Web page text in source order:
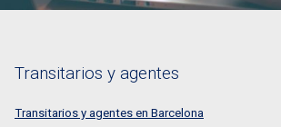
Transitarios y agentes
Transitarios y agentes en Barcelona